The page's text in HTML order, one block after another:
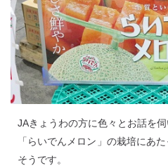
JAきょうわの方に色々とお話を伺
「らいでんメロン」の栽培にあ
そうです。